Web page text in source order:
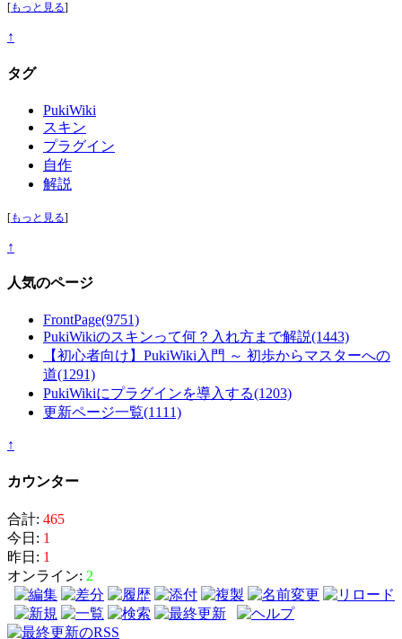
[もっと見る]
↑
タグ
PukiWiki
スキン
プラグイン
自作
解説
[もっと見る]
↑
人気のページ
FrontPage(9751)
PukiWikiのスキンって何？入れ方まで解説(1443)
【初心者向け】PukiWiki入門 ～ 初歩からマスターへの
道(1291)
PukiWikiにプラグインを導入する(1203)
更新ページ一覧(1111)
↑
カウンター
合計: 465
今日: 1
昨日: 1
オンライン: 2